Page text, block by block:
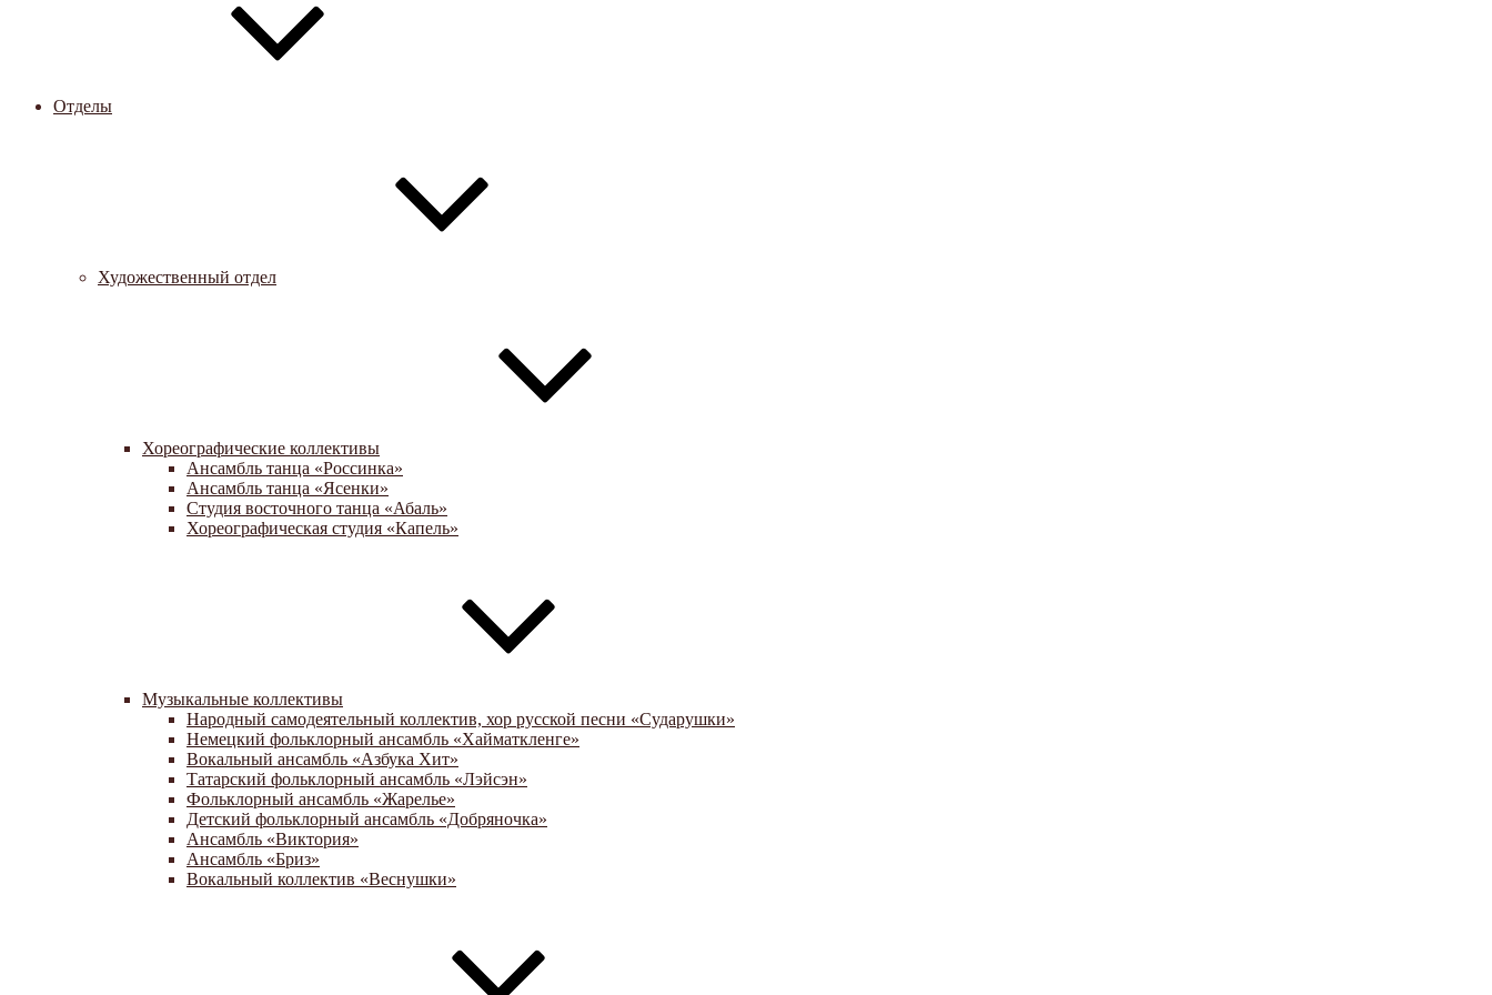
Отделы
Художественный отдел
Хореографические коллективы
Ансамбль танца «Россинка»
Ансамбль танца «Ясенки»
Студия восточного танца «Абаль»
Хореографическая студия «Капель»
Музыкальные коллективы
Народный самодеятельный коллектив, хор русской песни «Сударушки»
Немецкий фольклорный ансамбль «Хайматкленге»
Вокальный ансамбль «Азбука Хит»
Татарский фольклорный ансамбль «Лэйсэн»
Фольклорный ансамбль «Жарелье»
Детский фольклорный ансамбль «Добряночка»
Ансамбль «Виктория»
Ансамбль «Бриз»
Вокальный коллектив «Веснушки»